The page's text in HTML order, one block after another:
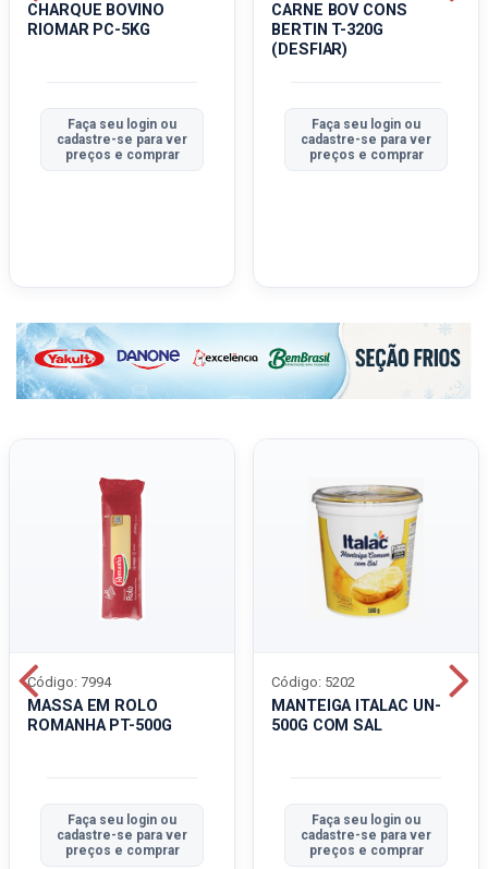
CHARQUE BOVINO
RIOMAR PC-5KG
Faça seu login ou
cadastre-se para ver
preços e comprar
CARNE BOV CONS
BERTIN T-320G
(DESFIAR)
Faça seu login ou
cadastre-se para ver
preços e comprar
MASSA EM ROLO
ROMANHA PT-500G
Código: 7994
Faça seu login ou
cadastre-se para ver
preços e comprar
MANTEIGA ITALAC UN-
500G COM SAL
Código: 5202
Faça seu login ou
cadastre-se para ver
preços e comprar